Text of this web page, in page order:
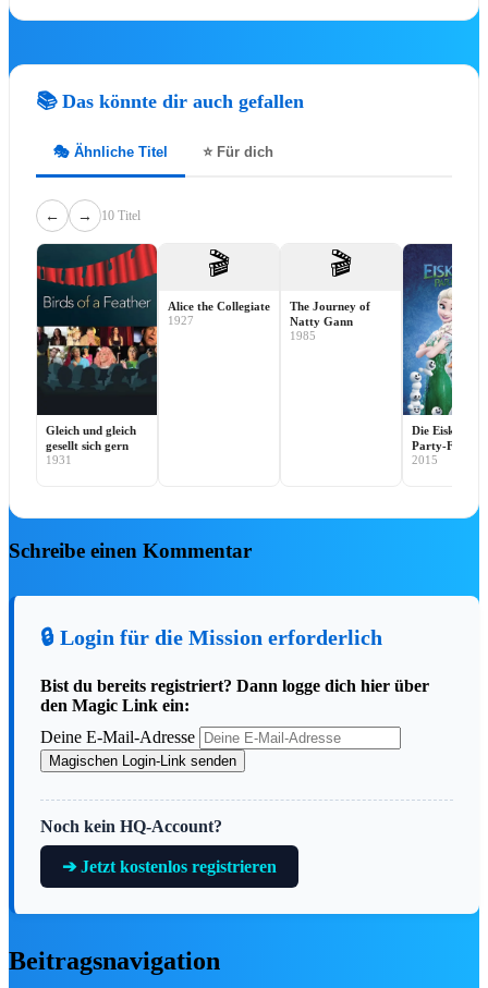
Disney in Concert – Die
2026
Alle Show-Tickets
Zweite DER KÖNIG DER LÖWEN
Relaxed Performance am 18.
DER KÖNIG DER LÖWEN Relaxed
Stage Entertainment zeigt am 18. September
die zweite Relaxed Performance von…
SHOW &
Disney Worlds Collide Concert Tour
(Köln, 18.02.2027)
brandneue Disney Worlds Collide Concert Tour
vereint Descendants, ZOMBIES und Camp
Rock…
🛍️ Merch
🛍️ Shop & Sale
🆕 Neuheiten im Shop
📚 Das könnte dir auch gefallen
🎭 Ähnliche Titel ⭐ Für dich
← → 10 Titel
Gleich und gleich
gesellt sich gern
1931
🎬
Alice the Collegiate
1927
🎬
The Journey of
Natty Gann
1985
Die
Party-Fieber
2015
Schreibe einen Kommentar
🔒 Login für die Mission erforderlich
Bist du bereits registriert? Dann logge dich hier über
den Magic Link ein:
Deine E-Mail-Adresse
Magischen Login-Link senden
Noch kein HQ-Account?
➔ Jetzt kostenlos registrieren
Beitragsnavigation